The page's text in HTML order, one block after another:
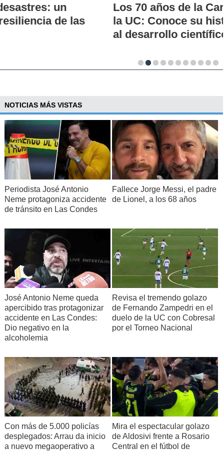
Los 70 años de la Carrera de Química de
la UC: Conoce su historia, hitos y aporte
al desarrollo científico del país
NOTICIAS MÁS VISTAS
Periodista José Antonio
Neme protagoniza accidente
de tránsito en Las Condes
Fallece Jorge Messi, el padre
de Lionel, a los 68 años
José Antonio Neme queda
apercibido tras protagonizar
accidente en Las Condes:
Dio negativo en la
alcoholemia
Revisa el tremendo golazo
de Fernando Zampedri en el
duelo de la UC con Cobresal
por el Torneo Nacional
Con más de 5.000 policías
desplegados: Arrau da inicio
a nuevo megaoperativo a
Mira el espectacular golazo
de Aldosivi frente a Rosario
Central en el fútbol de